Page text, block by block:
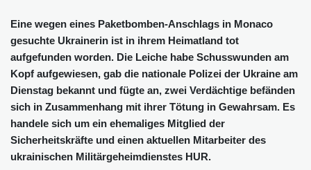
Eine wegen eines Paketbomben-Anschlags in Monaco
gesuchte Ukrainerin ist in ihrem Heimatland tot
aufgefunden worden. Die Leiche habe Schusswunden am
Kopf aufgewiesen, gab die nationale Polizei der Ukraine am
Dienstag bekannt und fügte an, zwei Verdächtige befänden
sich in Zusammenhang mit ihrer Tötung in Gewahrsam. Es
handele sich um ein ehemaliges Mitglied der
Sicherheitskräfte und einen aktuellen Mitarbeiter des
ukrainischen Militärgeheimdienstes HUR.